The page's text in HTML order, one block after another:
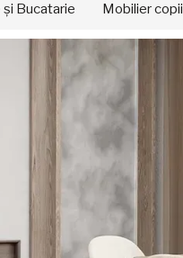
Bucatarie Mobilier copii